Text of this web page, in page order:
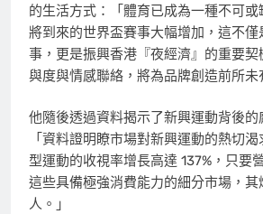
的生活方式：「體育已成為一種不可
將到來的世界盃賽事大幅增加，這不僅
事，更是振興香港『夜經濟』的重要
與度與情感聯絡，將為品牌創造前所未
他隨後透過資料揭示了新興運動背後的
「資料證明瞭市場對新興運動的熱切
型運動的收視率增長高達 137%，只要
這些具備極強消費能力的細分市場，
人。」